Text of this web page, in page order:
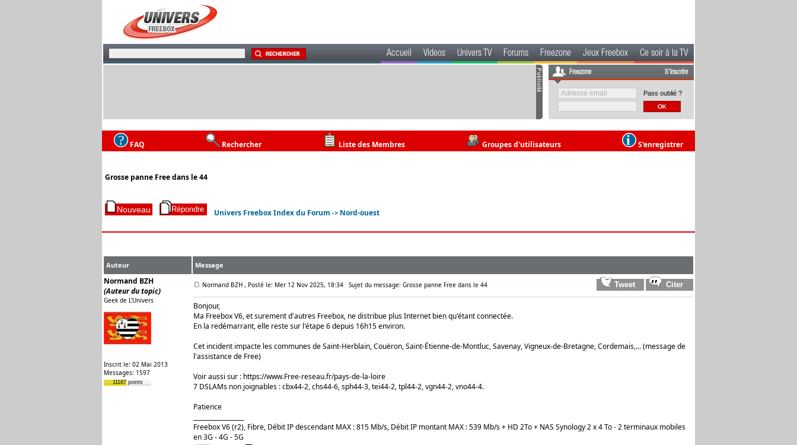
Accueil Videos Univers TV Forums Freezone Jeux Freebox Ce soir à la TV
Freezone S'inscrire
Pass oublié ?
FAQ Rechercher Liste des Membres Groupes d'utilisateurs S'enregistrer
Grosse panne Free dans le 44
Univers Freebox Index du Forum -> Nord-ouest
Auteur Message
Normand BZH
(Auteur du topic)
Geek de L'Univers
Inscrit le: 02 Mai 2013
Messages: 1597
11187 points
Normand BZH , Posté le: Mer 12 Nov 2025, 18:34 Sujet du message: Grosse panne Free dans le 44
Bonjour,
Ma Freebox V6, et surement d'autres Freebox, ne distribue plus Internet bien qu'étant connectée.
En la redémarrant, elle reste sur l'étape 6 depuis 16h15 environ.
Cet incident impacte les communes de Saint-Herblain, Couëron, Saint-Étienne-de-Montluc, Savenay, Vigneux-de-Bretagne, Cordemais,... (message de
l'assistance de Free)
Voir aussi sur : https://www.Free-reseau.fr/pays-de-la-loire
7 DSLAMs non joignables : cbx44-2, chs44-6, sph44-3, tei44-2, tpl44-2, vgn44-2, vno44-4.
Patience
Freebox V6 (r2), Fibre, Débit IP descendant MAX : 815 Mb/s, Débit IP montant MAX : 539 Mb/s + HD 2To + NAS Synology 2 x 4 To - 2 terminaux mobiles
en 3G - 4G - 5G